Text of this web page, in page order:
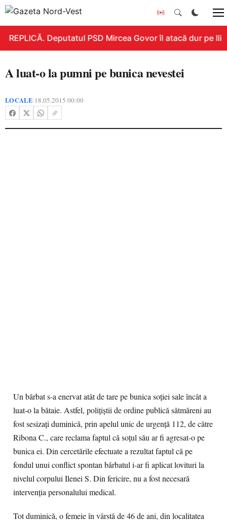
REPLICĂ. Deputatul PSD Mircea Govor îl atacă dur pe
A luat-o la pumni pe bunica nevestei
LOCALE•18.05.2015 00:00
Un bărbat s-a enervat atât de tare pe bunica soţiei sale încât a
luat-o la bătaie. Astfel, poliţiştii de ordine publică sătmăreni au
fost sesizaţi duminică, prin apelul unic de urgenţă 112, de către
Ribona C., care reclama faptul că soţul său ar fi agresat-o pe
bunica ei. Din cercetările efectuate a rezultat faptul că pe
fondul unui conflict spontan bărbatul i-ar fi aplicat lovituri la
nivelul corpului Ilenei S. Din fericire, nu a fost necesară
intervenţia personalului medical.
Tot duminică, o femeie în vârstă de 46 de ani, din localitatea